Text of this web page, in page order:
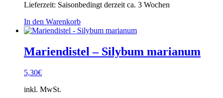
Lieferzeit: Saisonbedingt derzeit ca. 3 Wochen
In den Warenkorb
Mariendistel – Silybum marianum
5,30€
inkl. MwSt.